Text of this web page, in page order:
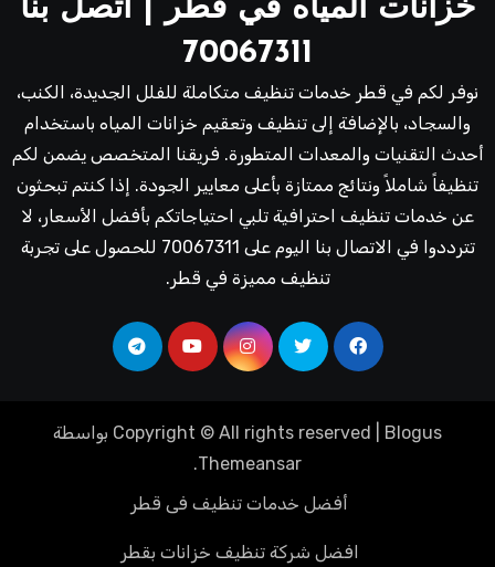
خزانات المياه في قطر | اتصل بنا
70067311
نوفر لكم في قطر خدمات تنظيف متكاملة للفلل الجديدة، الكنب،
والسجاد، بالإضافة إلى تنظيف وتعقيم خزانات المياه باستخدام
أحدث التقنيات والمعدات المتطورة. فريقنا المتخصص يضمن لكم
تنظيفاً شاملاً ونتائج ممتازة بأعلى معايير الجودة. إذا كنتم تبحثون
عن خدمات تنظيف احترافية تلبي احتياجاتكم بأفضل الأسعار، لا
تترددوا في الاتصال بنا اليوم على 70067311 للحصول على تجربة
تنظيف مميزة في قطر.
Copyright © All rights reserved Blogus
بواسطة
Themeansar
.
أفضل خدمات تنظيف فى قطر
افضل شركة تنظيف خزانات بقطر